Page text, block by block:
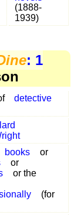
(1888-
1939)
: 1
detective
books
or
or
or the
(for